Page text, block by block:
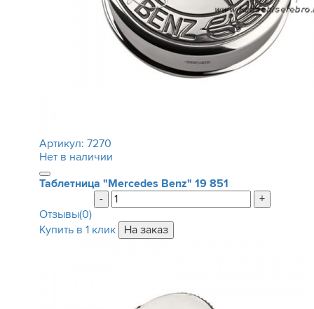
Артикул: 7270
Нет в наличии
Таблетница "Mercedes Benz" 19 851
-
+
Отзывы(0)
Купить в 1 клик